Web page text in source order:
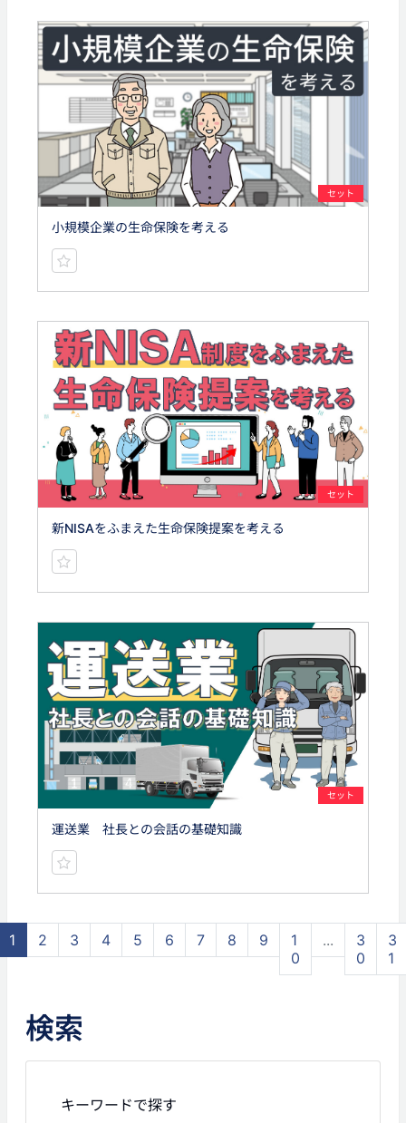
セット
小規模企業の生命保険を考える
セット
新NISAをふまえた生命保険提案を考える
セット
運送業 社長との会話の基礎知識
1 2 3 4 5 6 7 8 9
1
0
...
3
0
3
1
検索
キーワードで探す